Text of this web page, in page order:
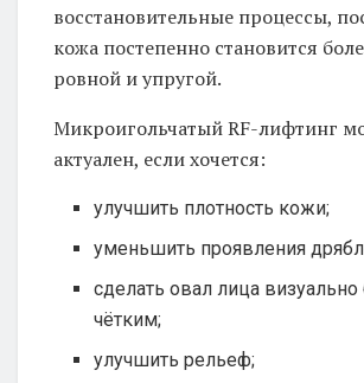
восстановительные процессы,
кожа постепенно становится
ровной и упругой.
Микроигольчатый RF-лифтинг
актуален, если хочется:
улучшить плотность кожи;
уменьшить проявления
сделать овал лица визуально
чётким;
улучшить рельеф;